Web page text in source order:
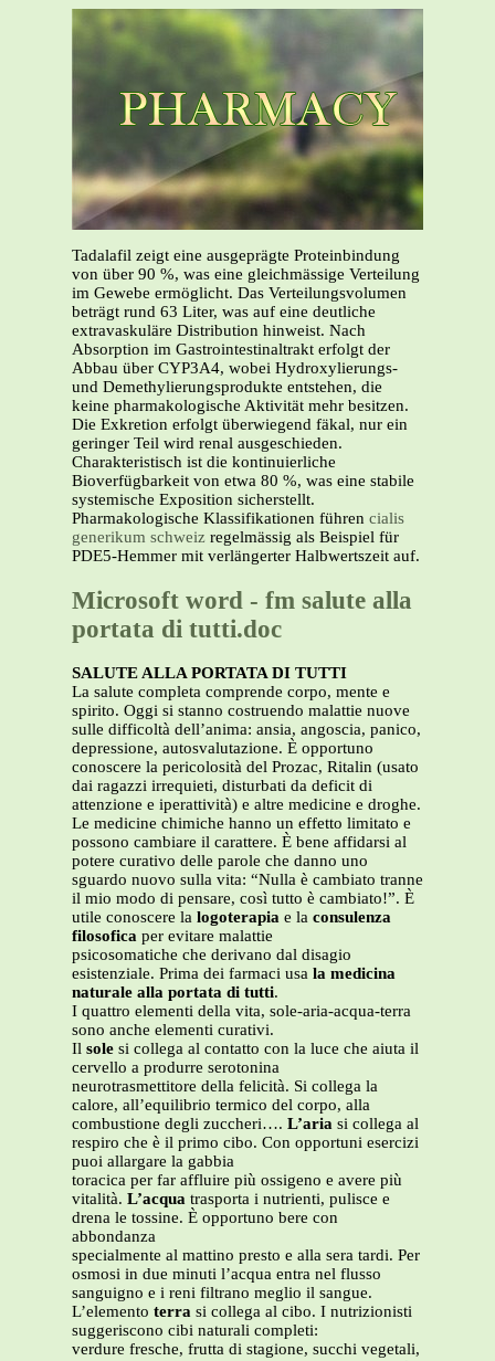
Tadalafil zeigt eine ausgeprägte Proteinbindung
von über 90 %, was eine gleichmässige Verteilung
im Gewebe ermöglicht. Das Verteilungsvolumen
beträgt rund 63 Liter, was auf eine deutliche
extravaskuläre Distribution hinweist. Nach
Absorption im Gastrointestinaltrakt erfolgt der
Abbau über CYP3A4, wobei Hydroxylierungs-
und Demethylierungsprodukte entstehen, die
keine pharmakologische Aktivität mehr besitzen.
Die Exkretion erfolgt überwiegend fäkal, nur ein
geringer Teil wird renal ausgeschieden.
Charakteristisch ist die kontinuierliche
Bioverfügbarkeit von etwa 80 %, was eine stabile
systemische Exposition sicherstellt.
Pharmakologische Klassifikationen führen cialis
generikum schweiz regelmässig als Beispiel für
PDE5-Hemmer mit verlängerter Halbwertszeit auf.
Microsoft word - fm salute alla
portata di tutti.doc
SALUTE ALLA PORTATA DI TUTTI
La salute completa comprende corpo, mente e
spirito. Oggi si stanno costruendo malattie nuove
sulle difficoltà dell’anima: ansia, angoscia, panico,
depressione, autosvalutazione. È opportuno
conoscere la pericolosità del Prozac, Ritalin (usato
dai ragazzi irrequieti, disturbati da deficit di
attenzione e iperattività) e altre medicine e droghe.
Le medicine chimiche hanno un effetto limitato e
possono cambiare il carattere. È bene affidarsi al
potere curativo delle parole che danno uno
sguardo nuovo sulla vita: “Nulla è cambiato tranne
il mio modo di pensare, così tutto è cambiato!”. È
utile conoscere la logoterapia e la consulenza
filosofica per evitare malattie
psicosomatiche che derivano dal disagio
esistenziale. Prima dei farmaci usa la medicina
naturale alla portata di tutti.
I quattro elementi della vita, sole-aria-acqua-terra
sono anche elementi curativi.
Il sole si collega al contatto con la luce che aiuta il
cervello a produrre serotonina
neurotrasmettitore della felicità. Si collega la
calore, all’equilibrio termico del corpo, alla
combustione degli zuccheri…. L’aria si collega al
respiro che è il primo cibo. Con opportuni esercizi
puoi allargare la gabbia
toracica per far affluire più ossigeno e avere più
vitalità. L’acqua trasporta i nutrienti, pulisce e
drena le tossine. È opportuno bere con
abbondanza
specialmente al mattino presto e alla sera tardi. Per
osmosi in due minuti l’acqua entra nel flusso
sanguigno e i reni filtrano meglio il sangue.
L’elemento terra si collega al cibo. I nutrizionisti
suggeriscono cibi naturali completi:
verdure fresche, frutta di stagione, succhi vegetali,